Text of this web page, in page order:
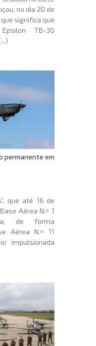
no dia 20 de
significa que
TB-30
permanente em
que até 16 de
Aérea N.º 1
de forma
Aérea N.º 11
impulsionada